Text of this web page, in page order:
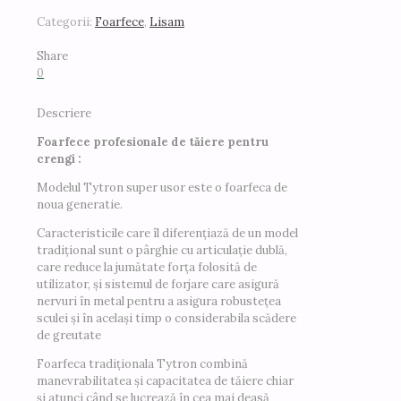
cm
in
Italy
Categorii: Foarfece, Lisam
Share
0
Descriere
Foarfece profesionale de tăiere pentru
crengi :
Modelul Tytron super usor este o foarfeca de
noua generatie.
Caracteristicile care îl diferențiază de un model
tradițional sunt o pârghie cu articulație dublă,
care reduce la jumătate forța folosită de
utilizator, și sistemul de forjare care asigură
nervuri în metal pentru a asigura robustețea
sculei și în același timp o considerabila scădere
de greutate
Foarfeca tradiționala Tytron combină
manevrabilitatea și capacitatea de tăiere chiar
și atunci când se lucrează în cea mai deasă